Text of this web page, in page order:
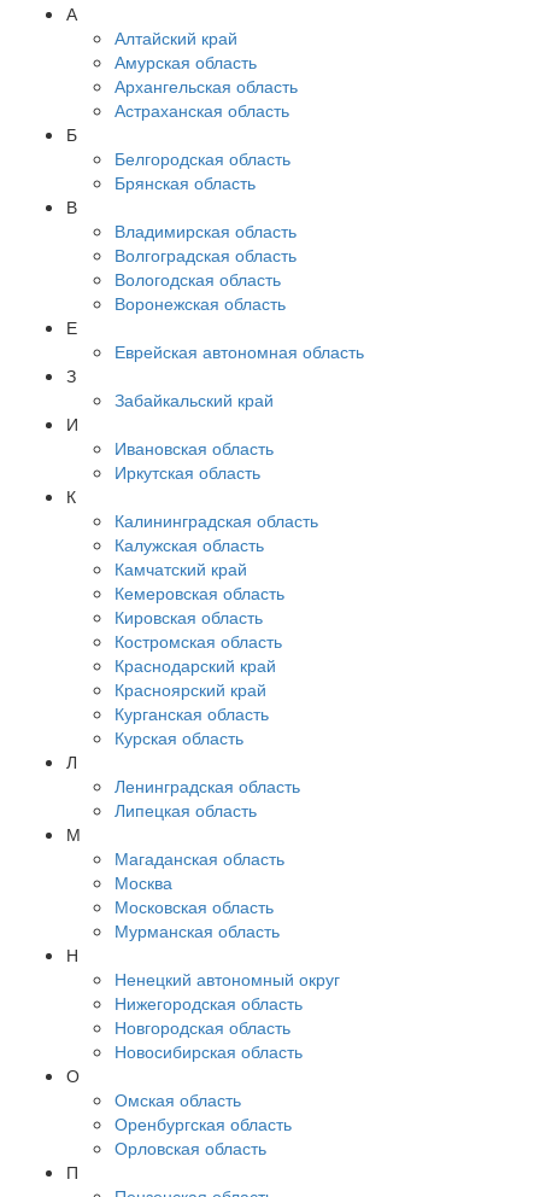
А
Алтайский край
Амурская область
Архангельская область
Астраханская область
Б
Белгородская область
Брянская область
В
Владимирская область
Волгоградская область
Вологодская область
Воронежская область
Е
Еврейская автономная область
З
Забайкальский край
И
Ивановская область
Иркутская область
К
Калининградская область
Калужская область
Камчатский край
Кемеровская область
Кировская область
Костромская область
Краснодарский край
Красноярский край
Курганская область
Курская область
Л
Ленинградская область
Липецкая область
М
Магаданская область
Москва
Московская область
Мурманская область
Н
Ненецкий автономный округ
Нижегородская область
Новгородская область
Новосибирская область
О
Омская область
Оренбургская область
Орловская область
П